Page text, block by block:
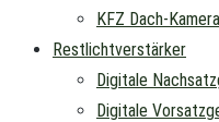
KFZ Dach-Kamera
Restlichtverstärker
Digitale
Digitale